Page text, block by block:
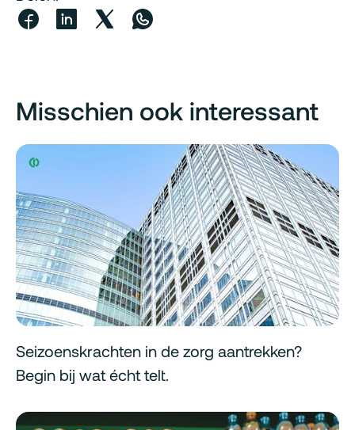
Misschien ook interessant
Seizoenskrachten in de zorg aantrekken?
Begin bij wat écht telt.